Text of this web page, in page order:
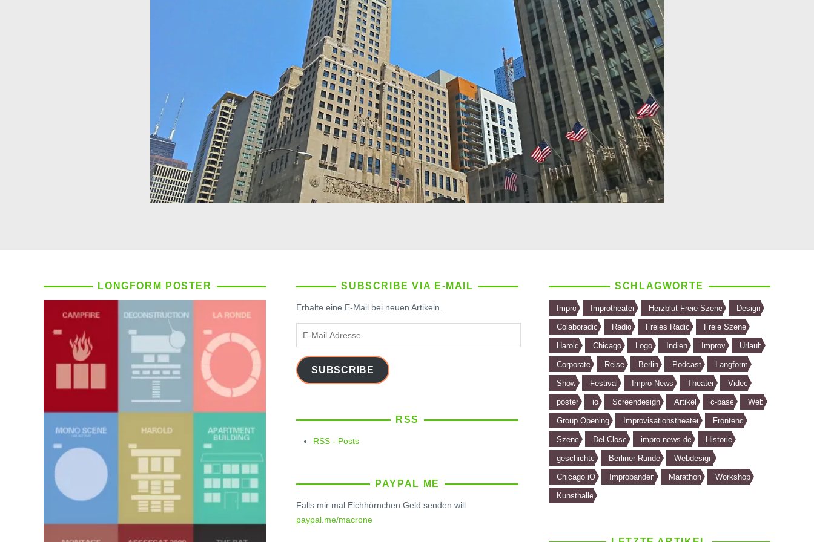
LONGFORM POSTER SUBSCRIBE VIA E-MAIL
Erhalte eine E-Mail bei neuen Artikeln.
Adresse
SUBSCRIBE
RSS
RSS - Posts
PAYPAL ME
Falls mir mal Eichhörnchen Geld senden will
paypal.me/macrone
SCHLAGWORTE
Impro Improtheater Herzblut Freie Szene Design
Colaboradio Radio Freies Radio Freie Szene
Harold Chicago Logo Indien Improv Urlaub
Corporate Reise Berlin Podcast Langform
Show Festival Impro-News Theater Video
poster io Screendesign Artikel c-base Web
Group Opening Improvisationstheater Frontend
Szene Del Close impro-news.de Historie
geschichte Berliner Runde Webdesign
Chicago iO Improbanden Marathon Workshop
Kunsthalle